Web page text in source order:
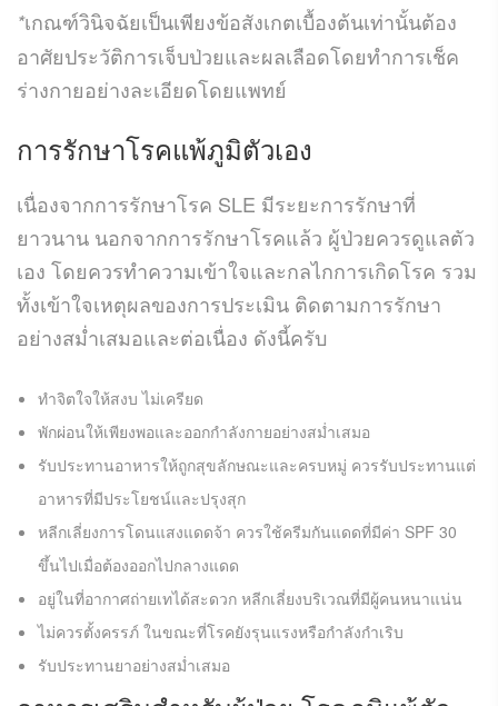
*เกณฑ์วินิจฉัยเป็นเพียงข้อสังเกตเบื้องต้นเท่านั้นต้อง
อาศัยประวัติการเจ็บป่วยและผลเลือดโดยทำการเช็ค
ร่างกายอย่างละเอียดโดยแพทย์
การรักษาโรคแพ้ภูมิตัวเอง
เนื่องจากการรักษาโรค SLE มีระยะการรักษาที่
ยาวนาน นอกจากการรักษาโรคแล้ว ผู้ป่วยควรดูแลตัว
เอง โดยควรทำความเข้าใจและกลไกการเกิดโรค รวม
ทั้งเข้าใจเหตุผลของการประเมิน ติดตามการรักษา
อย่างสม่ำเสมอและต่อเนื่อง ดังนี้ครับ
ทำจิตใจให้สงบ ไม่เครียด
พักผ่อนให้เพียงพอและออกกำลังกายอย่างสม่ำเสมอ
รับประทานอาหารให้ถูกสุขลักษณะและครบหมู่ ควรรับประทานแต่
อาหารที่มีประโยชน์และปรุงสุก
หลีกเลี่ยงการโดนแสงแดดจ้า ควรใช้ครีมกันแดดที่มีค่า SPF 30
ขึ้นไปเมื่อต้องออกไปกลางแดด
อยู่ในที่อากาศถ่ายเทได้สะดวก หลีกเลี่ยงบริเวณที่มีผู้คนหนาแน่น
ไม่ควรตั้งครรภ์ ในขณะที่โรคยังรุนแรงหรือกำลังกำเริบ
รับประทานยาอย่างสม่ำเสมอ